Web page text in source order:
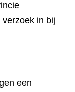
verzoek in bij
een